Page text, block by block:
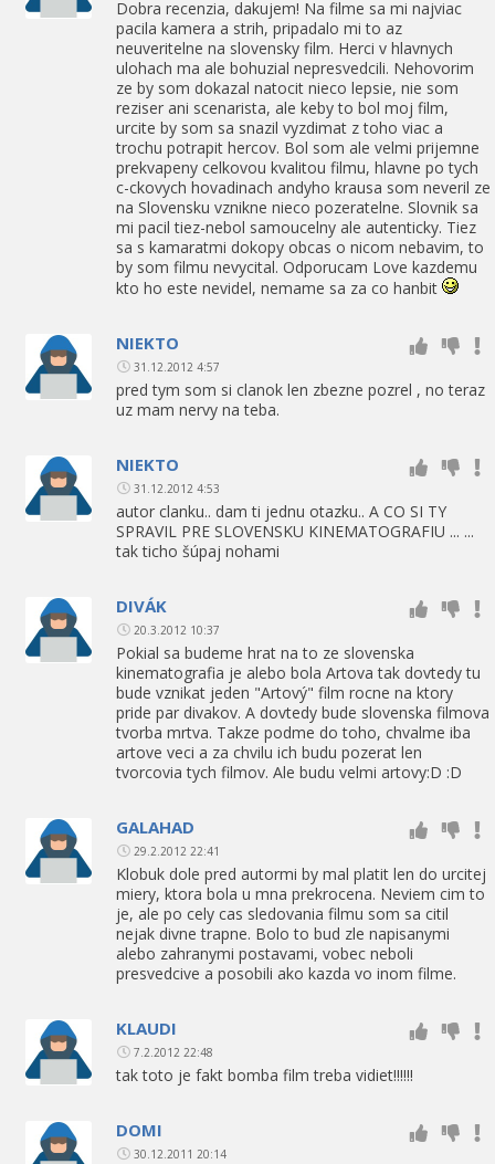
Dobra recenzia, dakujem! Na filme sa mi najviac
pacila kamera a strih, pripadalo mi to az
neuveritelne na slovensky film. Herci v hlavnych
ulohach ma ale bohuzial nepresvedcili. Nehovorim
ze by som dokazal natocit nieco lepsie, nie som
reziser ani scenarista, ale keby to bol moj film,
urcite by som sa snazil vyzdimat z toho viac a
trochu potrapit hercov. Bol som ale velmi prijemne
prekvapeny celkovou kvalitou filmu, hlavne po tych
c-ckovych hovadinach andyho krausa som neveril ze
na Slovensku vznikne nieco pozeratelne. Slovnik sa
mi pacil tiez-nebol samoucelny ale autenticky. Tiez
sa s kamaratmi dokopy obcas o nicom nebavim, to
by som filmu nevycital. Odporucam Love kazdemu
kto ho este nevidel, nemame sa za co hanbit
NIEKTO
31.12.2012 4:57
pred tym som si clanok len zbezne pozrel , no teraz
uz mam nervy na teba.
NIEKTO
31.12.2012 4:53
autor clanku.. dam ti jednu otazku.. A CO SI TY
SPRAVIL PRE SLOVENSKU KINEMATOGRAFIU ... ...
tak ticho šúpaj nohami
DIVÁK
20.3.2012 10:37
Pokial sa budeme hrat na to ze slovenska
kinematografia je alebo bola Artova tak dovtedy tu
bude vznikat jeden "Artový" film rocne na ktory
pride par divakov. A dovtedy bude slovenska filmova
tvorba mrtva. Takze podme do toho, chvalme iba
artove veci a za chvilu ich budu pozerat len
tvorcovia tych filmov. Ale budu velmi artovy:D :D
GALAHAD
29.2.2012 22:41
Klobuk dole pred autormi by mal platit len do urcitej
miery, ktora bola u mna prekrocena. Neviem cim to
je, ale po cely cas sledovania filmu som sa citil
nejak divne trapne. Bolo to bud zle napisanymi
alebo zahranymi postavami, vobec neboli
presvedcive a posobili ako kazda vo inom filme.
KLAUDI
7.2.2012 22:48
tak toto je fakt bomba film treba vidiet!!!!!!
DOMI
30.12.2011 20:14